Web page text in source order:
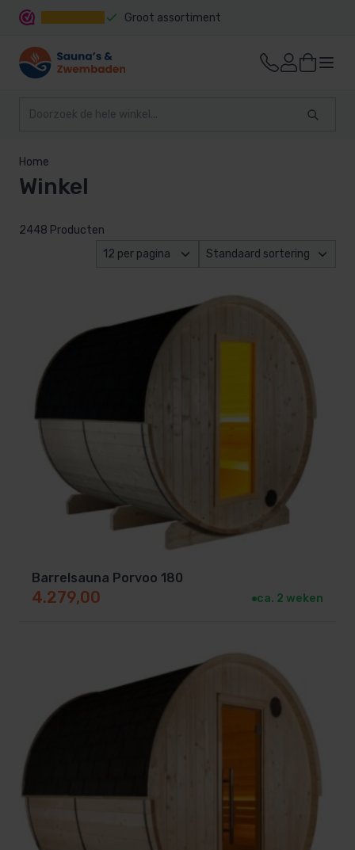
Groot assortiment
Home
Winkel
2448 Producten
Barrelsauna Porvoo 180
4.279,00 ca. 2 weken